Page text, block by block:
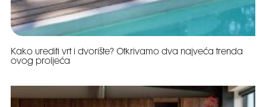
Kako urediti vrt i dvorište? Otkrivamo dva najveća trenda
ovog proljeća